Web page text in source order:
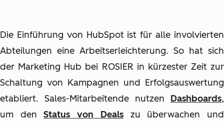
Die Einführung von HubSpot ist für alle involvierten
Abteilungen eine Arbeitserleichterung. So hat sich
der Marketing Hub bei ROSIER in kürzester Zeit zur
Schaltung von Kampagnen und Erfolgsauswertung
etabliert. Sales-Mitarbeitende nutzen Dashboards,
um denStatus von Dealszu überwachen und